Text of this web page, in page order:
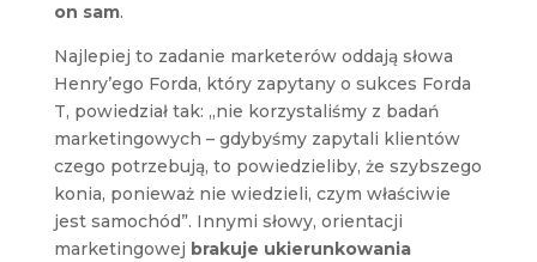
on sam.
Najlepiej to zadanie marketerów oddają słowa
Henry’ego Forda, który zapytany o sukces Forda
T, powiedział tak: „nie korzystaliśmy z badań
marketingowych – gdybyśmy zapytali klientów
czego potrzebują, to powiedzieliby, że szybszego
konia, ponieważ nie wiedzieli, czym właściwie
jest samochód”. Innymi słowy, orientacji
marketingowej brakuje ukierunkowania